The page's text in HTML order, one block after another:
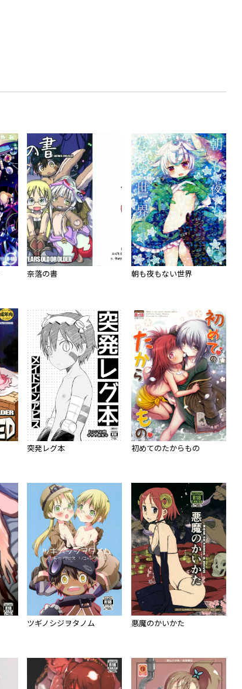
奈落の書 朝も夜もない世界
突発レグ本 初めてのたからもの
ツギノシジヲタノム 悪魔のかいかた